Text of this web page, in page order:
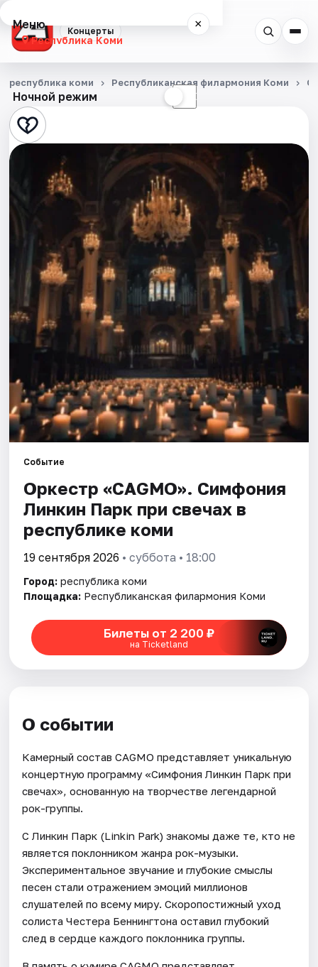
Концерты
Меню ×
Республика Коми
Концерты
События
Площадки
Артисты
Рейтинги
Ночной режим ☾
республика коми Республиканская филармония Коми
Событие
Оркестр «CAGMO». Симфония
Линкин Парк при свечах в
республике коми
19 сентября 2026 • суббота • 18:00
Город: республика коми
Площадка: Республиканская филармония Коми
Билеты от 2 200 ₽
на Ticketland
О событии
Камерный состав CAGMO представляет уникальную
концертную программу «Симфония Линкин Парк при
свечах», основанную на творчестве легендарной
рок-группы.
С Линкин Парк (Linkin Park) знакомы даже те, кто не
является поклонником жанра рок-музыки.
Экспериментальное звучание и глубокие смыслы
песен стали отражением эмоций миллионов
слушателей по всему миру. Скоропостижный уход
солиста Честера Беннингтона оставил глубокий
след в сердце каждого поклонника группы.